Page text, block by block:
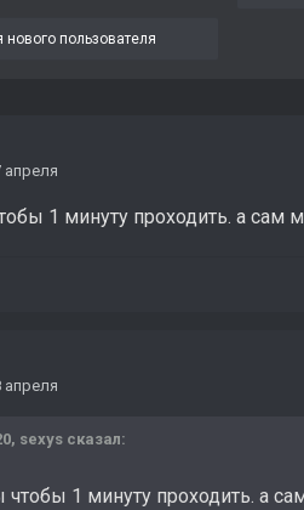
нового пользователя
апреля
1 минуту проходить. а сам
апреля
sexys сказал:
1 минуту проходить. а